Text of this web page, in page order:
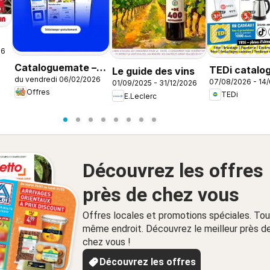
Cataloguemate –
Offres dans
l’application
du vendredi 06/02/2026
Offres
Le guide des vins
01/09/2025 - 31/12/2026
E.Leclerc
TEDi
07/08/2026 -
TEDi
Découvrez les offres
près de chez vous
Offres locales et promotions spéciales.
même endroit. Découvrez le meilleur près
chez vous !
Découvrez les offres